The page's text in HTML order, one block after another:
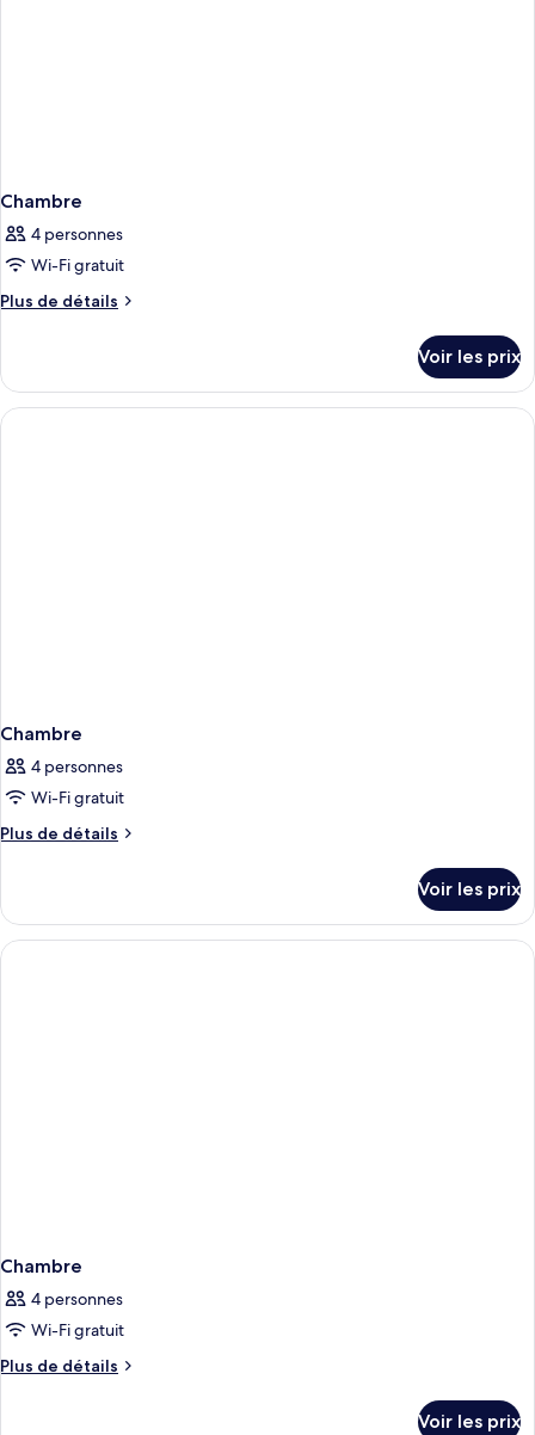
Chambre
4 personnes
Wi-Fi gratuit
Plus de détails
Plus
le
type
de
Voir les prix
Chambre
4 personnes
Wi-Fi gratuit
Plus de détails
Plus
le
type
de
Voir les prix
Chambre
4 personnes
Wi-Fi gratuit
Plus de détails
Plus
Voir les prix